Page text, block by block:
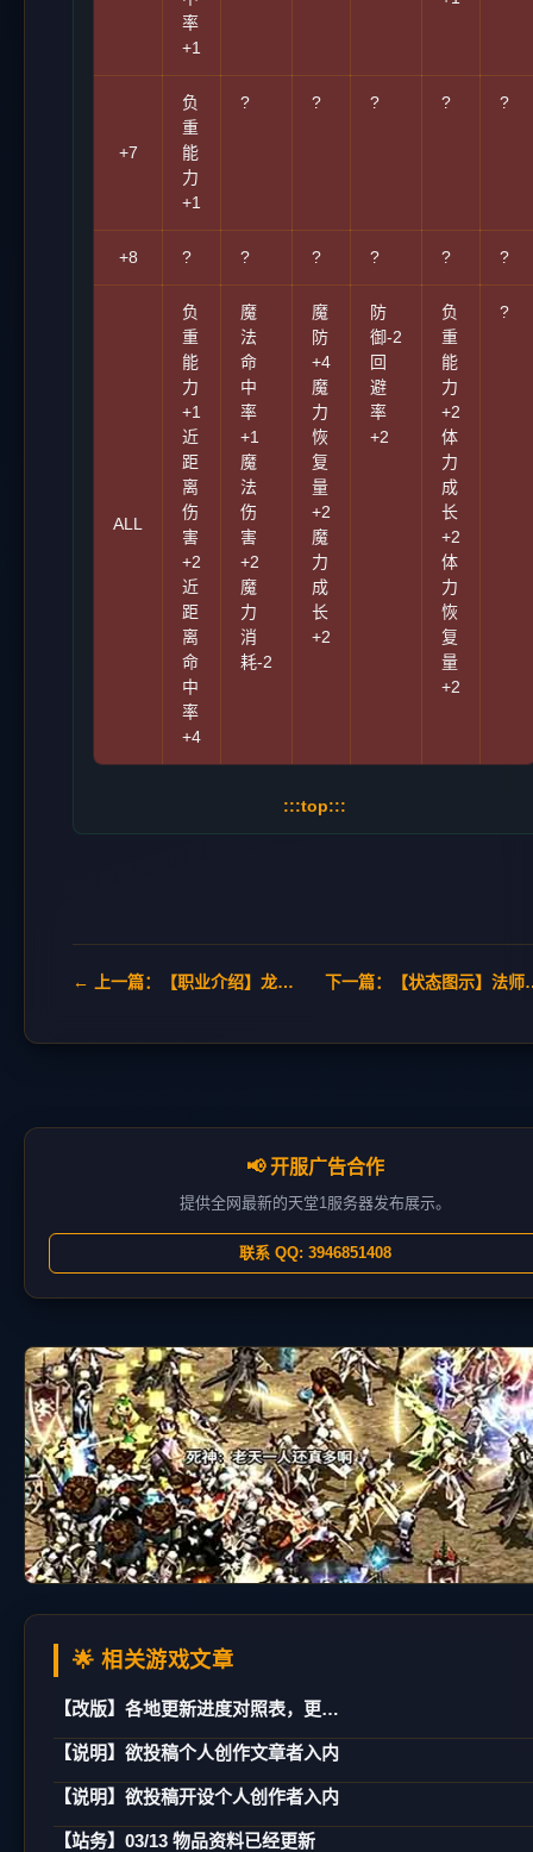
率
+1
+7
负
重
能
力
+1
? ? ? ? ?
+8 ? ? ? ? ? ?
ALL
负
重
能
力
+1
近
距
离
伤
害
+2
近
距
离
命
中
率
+4
魔
法
命
中
率
+1
魔
法
伤
害
+2
魔
力
消
耗-2
魔
防
+4
魔
力
恢
复
量
+2
魔
力
成
长
+2
防
御-2
回
避
率
+2
负
重
能
力
+2
体
力
成
长
+2
体
力
恢
复
量
+2
?
:::top:::
← 上一篇：【职业介绍】龙骑士 Dragon Knight 下一篇：【
📢 开服广告合作
提供全网最新的天堂1服务器发布展示。
联系 QQ: 3946851408
🌟 相关游戏文章
【改版】各地更新进度对照表，更新日期：02/21
【说明】欲投稿个人创作文章者入内
【说明】欲投稿开设个人创作者入内
【站务】03/13 物品资料已经更新